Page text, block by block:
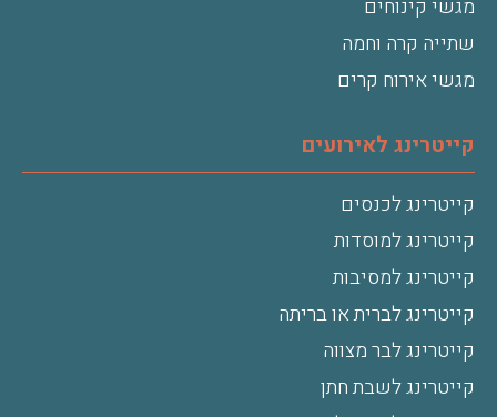
מגשי קינוחים
שתייה קרה וחמה
מגשי אירוח קרים
קייטרינג לאירועים
קייטרינג לכנסים
קייטרינג למוסדות
קייטרינג למסיבות
קייטרינג לברית או בריתה
קייטרינג לבר מצווה
קייטרינג לשבת חתן